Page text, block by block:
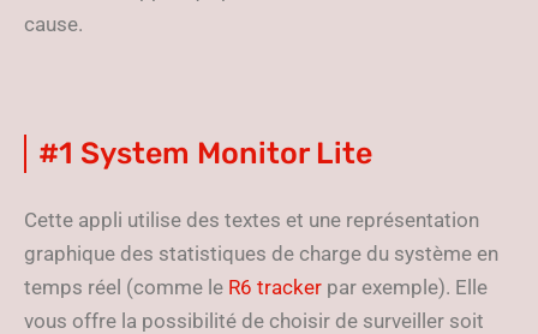
cause.
#1 System Monitor Lite
Cette appli utilise des textes et une représentation
graphique des statistiques de charge du système en
temps réel (comme le R6 tracker par exemple). Elle
vous offre la possibilité de choisir de surveiller soit